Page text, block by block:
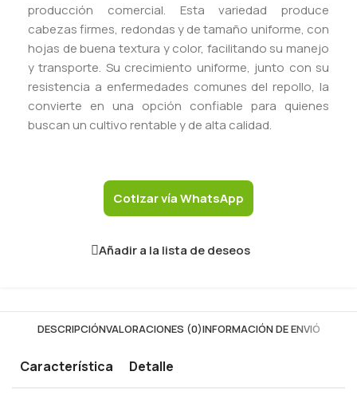
producción comercial. Esta variedad produce
cabezas firmes, redondas y de tamaño uniforme, con
hojas de buena textura y color, facilitando su manejo
y transporte. Su crecimiento uniforme, junto con su
resistencia a enfermedades comunes del repollo, la
convierte en una opción confiable para quienes
buscan un cultivo rentable y de alta calidad.
Cotizar vía WhatsApp
Añadir a la lista de deseos
DESCRIPCIÓNVALORACIONES (0)INFORMACIÓN DE ENVIÓ
Característica Detalle